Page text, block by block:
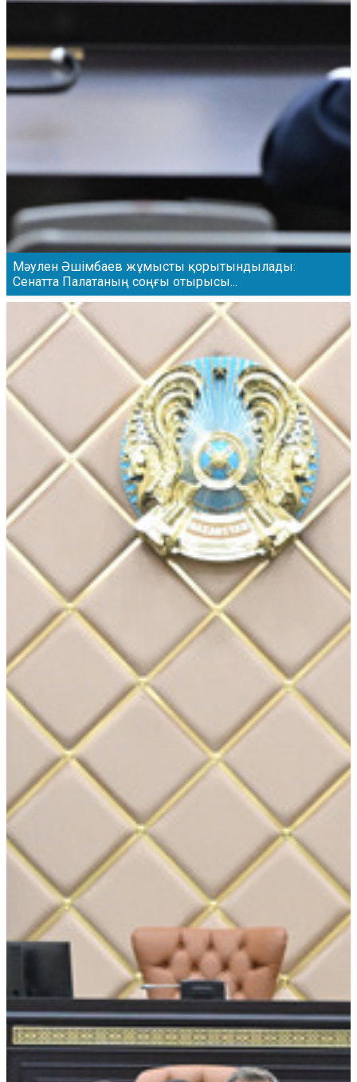
Мәулен Әшімбаев жұмысты қорытындылады:
Сенатта Палатаның соңғы отырысы...